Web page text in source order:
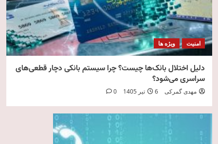
امنیت ویژه ها
دلیل اختلال بانک‌ها چیست؟ چرا سیستم بانکی دچار قطعی‌های
سراسری می‌شود؟
مهدی گمرکی 6 تیر 1405 0